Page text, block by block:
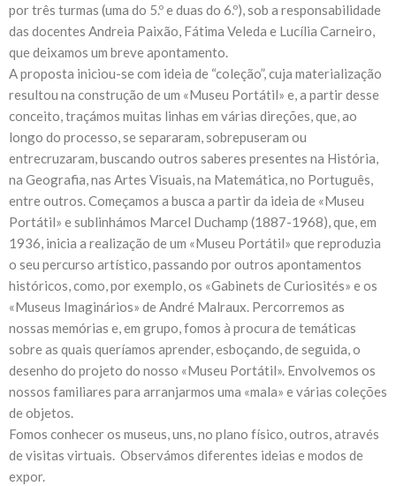
por três turmas (uma do 5.º e duas do 6.º), sob a responsabilidade
das docentes Andreia Paixão, Fátima Veleda e Lucília Carneiro,
que deixamos um breve apontamento.
A proposta iniciou-se com ideia de “coleção”, cuja materialização
resultou na construção de um «Museu Portátil» e, a partir desse
conceito, traçámos muitas linhas em várias direções, que, ao
longo do processo, se separaram, sobrepuseram ou
entrecruzaram, buscando outros saberes presentes na História,
na Geografia, nas Artes Visuais, na Matemática, no Português,
entre outros. Começamos a busca a partir da ideia de «Museu
Portátil» e sublinhámos Marcel Duchamp (1887-1968), que, em
1936, inicia a realização de um «Museu Portátil» que reproduzia
o seu percurso artístico, passando por outros apontamentos
históricos, como, por exemplo, os «Gabinets de Curiosités» e os
«Museus Imaginários» de André Malraux. Percorremos as
nossas memórias e, em grupo, fomos à procura de temáticas
sobre as quais queríamos aprender, esboçando, de seguida, o
desenho do projeto do nosso «Museu Portátil». Envolvemos os
nossos familiares para arranjarmos uma «mala» e várias coleções
de objetos.
Fomos conhecer os museus, uns, no plano físico, outros, através
de visitas virtuais. Observámos diferentes ideias e modos de
expor.